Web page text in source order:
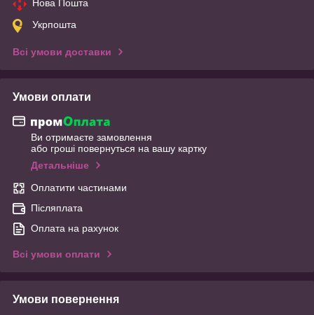
Нова Пошта
Укрпошта
Всі умови доставки
Умови оплати
Ви отримаєте замовлення
або гроші повернуться на вашу картку
Детальніше
Оплатити частинами
Післяплата
Оплата на рахунок
Всі умови оплати
Умови повернення